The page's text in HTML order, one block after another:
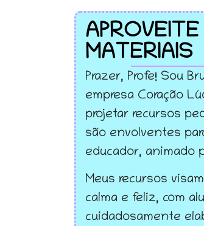
MATERIAIS
Prazer, Profe! Sou
empresa Coração
projetar recursos
são envolventes
educador, animado
Meus recursos
calma e feliz, com
cuidadosamente